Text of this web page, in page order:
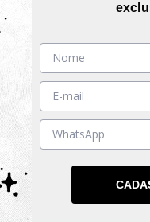
seguintes produtos.